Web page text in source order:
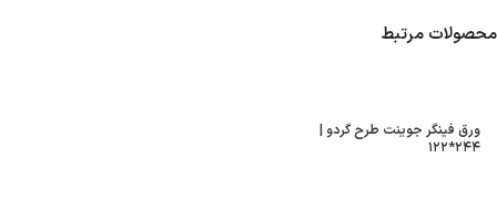
محصولات مرتبط
ورق فینگر جوینت طرح گردو |
۲۴۴*۱۲۲